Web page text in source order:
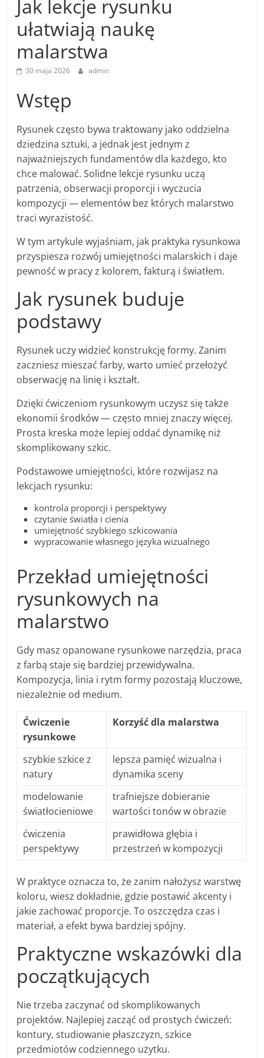
Jak lekcje rysunku
ułatwiają naukę
malarstwa
30 maja 2026 admin
Wstęp
Rysunek często bywa traktowany jako oddzielna
dziedzina sztuki, a jednak jest jednym z
najważniejszych fundamentów dla każdego, kto
chce malować. Solidne lekcje rysunku uczą
patrzenia, obserwacji proporcji i wyczucia
kompozycji — elementów bez których malarstwo
traci wyrazistość.
W tym artykule wyjaśniam, jak praktyka rysunkowa
przyspiesza rozwój umiejętności malarskich i daje
pewność w pracy z kolorem, fakturą i światłem.
Jak rysunek buduje
podstawy
Rysunek uczy widzieć konstrukcję formy. Zanim
zaczniesz mieszać farby, warto umieć przełożyć
obserwację na linię i kształt.
Dzięki ćwiczeniom rysunkowym uczysz się także
ekonomii środków — często mniej znaczy więcej.
Prosta kreska może lepiej oddać dynamikę niż
skomplikowany szkic.
Podstawowe umiejętności, które rozwijasz na
lekcjach rysunku:
kontrola proporcji i perspektywy
czytanie światła i cienia
umiejętność szybkiego szkicowania
wypracowanie własnego języka wizualnego
Przekład umiejętności
rysunkowych na
malarstwo
Gdy masz opanowane rysunkowe narzędzia, praca
z farbą staje się bardziej przewidywalna.
Kompozycja, linia i rytm formy pozostają kluczowe,
niezależnie od medium.
Ćwiczenie
rysunkowe
Korzyść dla malarstwa
szybkie szkice z
natury
lepsza pamięć wizualna i
dynamika sceny
modelowanie
światłocieniowe
trafniejsze dobieranie
wartości tonów w obrazie
ćwiczenia
perspektywy
prawidłowa głębia i
przestrzeń w kompozycji
W praktyce oznacza to, że zanim nałożysz warstwę
koloru, wiesz dokładnie, gdzie postawić akcenty i
jakie zachować proporcje. To oszczędza czas i
materiał, a efekt bywa bardziej spójny.
Praktyczne wskazówki dla
początkujących
Nie trzeba zaczynać od skomplikowanych
projektów. Najlepiej zacząć od prostych ćwiczeń:
kontury, studiowanie płaszczyzn, szkice
przedmiotów codziennego użytku.